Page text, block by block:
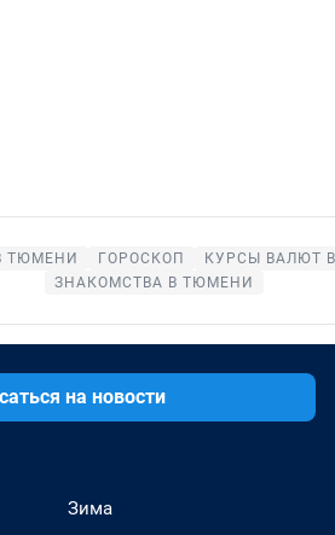
ТЮМЕНИ ГОРОСКОП КУРСЫ ВАЛЮТ
ЗНАКОМСТВА В ТЮМЕНИ
на новости
Зима